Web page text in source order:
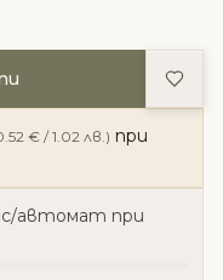
€ / 1.02 лв.) при
автомат при